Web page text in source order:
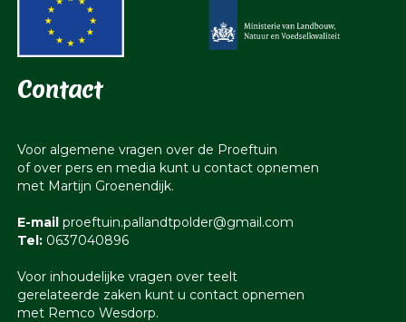
Contact
Voor algemene vragen over de Proeftuin
of over pers en media kunt u contact opnemen
met Martijn Groenendijk.
E-mail proeftuin.pallandtpolder@gmail.com
Tel: 0637040896
Voor inhoudelijke vragen over teelt
gerelateerde zaken kunt u contact opnemen
met Remco Wesdorp.